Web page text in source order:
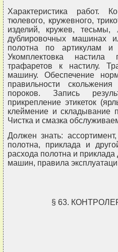
Характеристика работ.
тюлевого, кружевного,
изделий, кружев, тесьмы,
дублировочных машинах
полотна по артикулам
Укомплектовка
трафаретов к настилу.
машину. Обеспечение
правильности
пороков. Запись
прикрепление этикеток
клеймение и складывание
Чистка и смазка
Должен знать:
полотна, приклада и
расхода полотна и
машин, правила
§ 63.